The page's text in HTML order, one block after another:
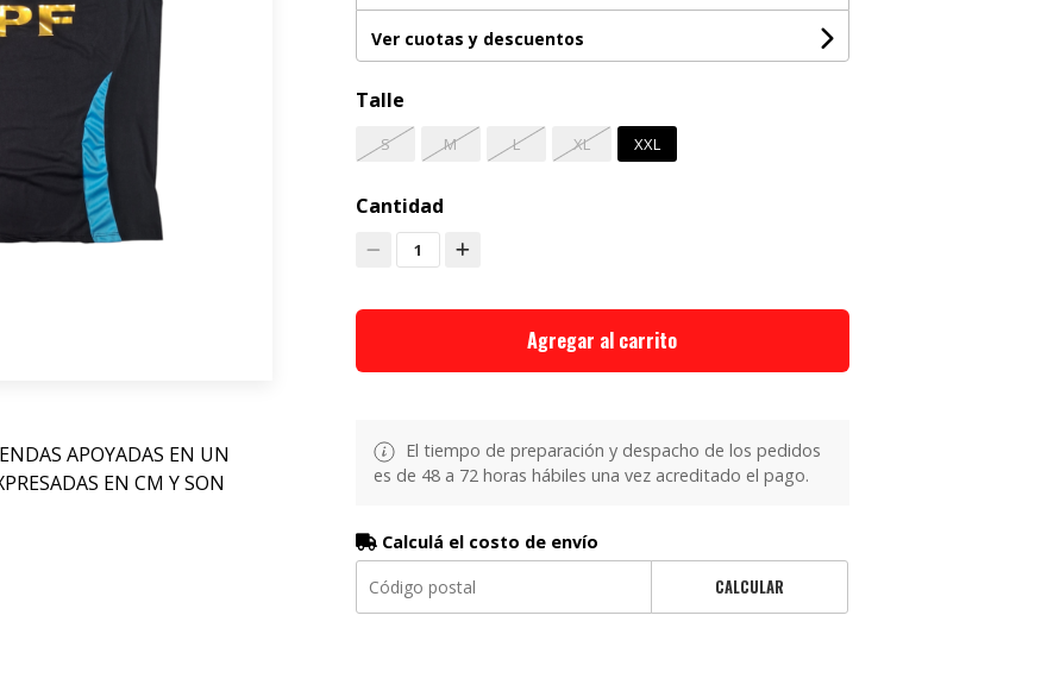
APOYADAS EN UN
EN CM Y SON
Ver cuotas y descuentos
Talle
S M L XL XXL
Cantidad
1
Agregar al carrito
El tiempo de preparación y despacho de los pedidos
es de 48 a 72 horas hábiles una vez acreditado el pago.
Calculá el costo de envío
CALCULAR